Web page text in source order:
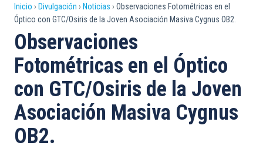
Sobrescribir
enlaces
de
ayuda
a
la
navegación
Inicio Divulgación Noticias
Observaciones Fotométricas en el
Óptico con GTC/Osiris de la Joven Asociación Masiva Cygnus OB2.
Observaciones
Fotométricas en el Óptico
con GTC/Osiris de la Joven
Asociación Masiva Cygnus
OB2.